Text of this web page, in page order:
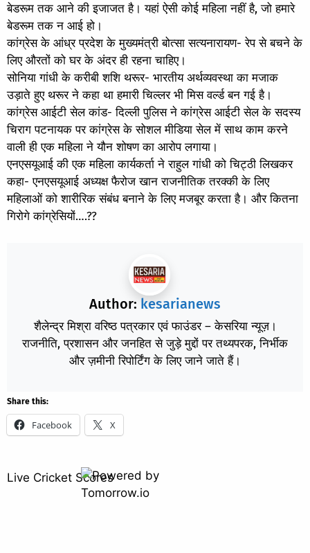
बेडरूम तक आने की इजाजत है। यहां ऐसी कोई महिला नहीं है, जो हमारे
बेडरूम तक न आई हो।
कांग्रेस के आंध्र प्रदेश के मुख्यमंत्री बोत्सा सत्यनारायण- रेप से बचने के
लिए औरतों को घर के अंदर ही रहना चाहिए।
सोनिया गांधी के करीबी शशि थरूर- भारतीय अर्थव्यवस्था का मजाक
उड़ाते हुए थरूर ने कहा था हमारी चिल्लर भी मिस वर्ल्ड बन गई है।
कांग्रेस आईटी सेल कांड- दिल्ली पुलिस ने कांग्रेस आईटी सेल के सदस्य
चिराग पटनायक पर कांग्रेस के सोशल मीडिया सेल में साथ काम करने
वाली ही एक महिला ने यौन शोषण का आरोप लगाया।
एनएसयूआई की एक महिला कार्यकर्ता ने राहुल गांधी को चिट्ठी लिखकर
कहा- एनएसयूआई अध्यक्ष फैरोज खान राजनीतिक तरक्की के लिए
महिलाओं को शारीरिक संबंध बनाने के लिए मजबूर करता है। और कितना
गिरोगे कांग्रेसियों….??
Author: kesarianews
शैलेन्द्र मिश्रा वरिष्ठ पत्रकार एवं फाउंडर – केसरिया न्यूज़।
राजनीति, प्रशासन और जनहित से जुड़े मुद्दों पर तथ्यपरक, निर्भीक
और ज़मीनी रिपोर्टिंग के लिए जाने जाते हैं।
Share this:
Facebook X
Live Cricket Scores